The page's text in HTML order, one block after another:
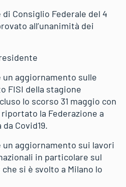
Consiglio Federale del 4
all’unanimità dei
aggiornamento sulle
FISI della stagione
lo scorso 31 maggio con
la Federazione a
Covid19.
aggiornamento sui lavori
in particolare sul
si è svolto a Milano lo